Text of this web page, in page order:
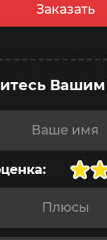
Заказать
в